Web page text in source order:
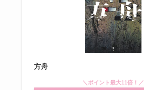
方舟
＼ポイント最大11倍！／